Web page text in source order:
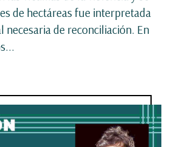
de hectáreas fue interpretada
necesaria de reconciliación. En